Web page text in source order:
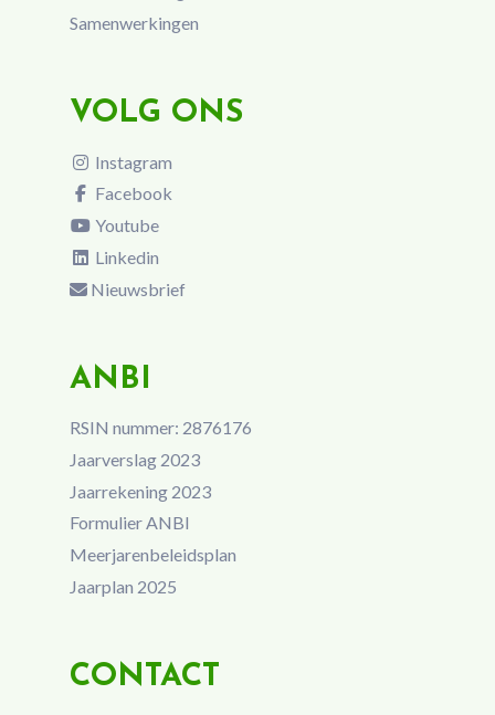
Samenwerkingen
VOLG ONS
Instagram
Facebook
Youtube
Linkedin
Nieuwsbrief
ANBI
RSIN nummer: 2876176
Jaarverslag 2023
Jaarrekening 2023
Formulier ANBI
Meerjarenbeleidsplan
Jaarplan 2025
CONTACT